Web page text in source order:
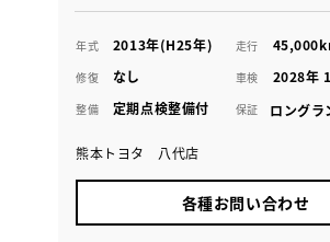
年式 2013年(H25年) 走行
修復 なし 車検 2028年
整備 定期点検整備付 保証 ロングラ
熊本トヨタ 八代店
各種お問い合わせ